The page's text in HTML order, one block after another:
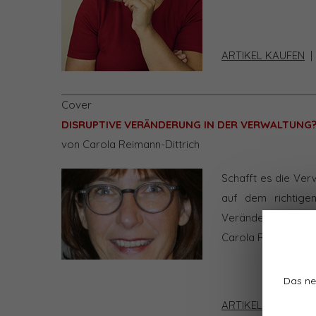
Das
ARTIKEL KAUFEN
Cover
DISRUPTIVE VERÄNDERUNG IN DER VERWALTUNG?
von Carola Reimann-Dittrich
Schafft es die
auf dem
Veränderung, ein
Carola Reimann-
ARTIKEL KAUFEN